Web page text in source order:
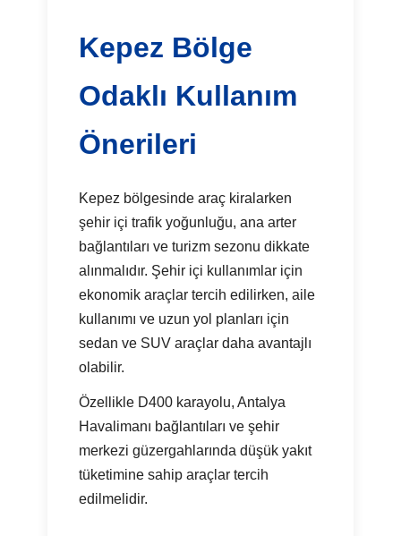
Kepez Bölge
Odaklı Kullanım
Önerileri
Kepez bölgesinde araç kiralarken
şehir içi trafik yoğunluğu, ana arter
bağlantıları ve turizm sezonu dikkate
alınmalıdır. Şehir içi kullanımlar için
ekonomik araçlar tercih edilirken, aile
kullanımı ve uzun yol planları için
sedan ve SUV araçlar daha avantajlı
olabilir.
Özellikle D400 karayolu, Antalya
Havalimanı bağlantıları ve şehir
merkezi güzergahlarında düşük yakıt
tüketimine sahip araçlar tercih
edilmelidir.